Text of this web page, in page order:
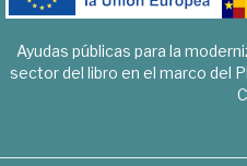
Ayudas públicas para la
sector del libro en el marco del